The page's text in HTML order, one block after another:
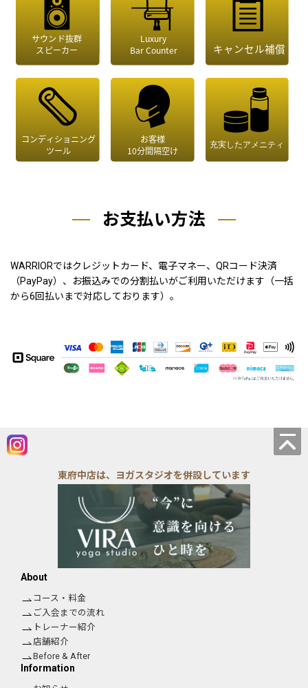
お支払い方法
WARRIORではクレジットカード、電子マネー、QRコード決済
（PayPay）、お振込みでの分割払いがご利用いただけます（一括
から6回払いまで対応しております）。
東府中店は、ヨガスタジオを併設しています
About
コース・料金
ご入会までの流れ
トレーナー紹介
店舗紹介
Before & After
Information